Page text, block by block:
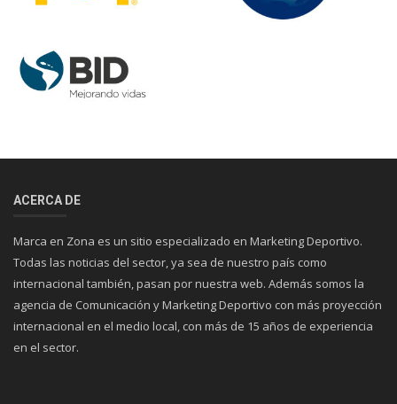
ACERCA DE
Marca en Zona es un sitio especializado en Marketing Deportivo.
Todas las noticias del sector, ya sea de nuestro país como
internacional también, pasan por nuestra web. Además somos la
agencia de Comunicación y Marketing Deportivo con más proyección
internacional en el medio local, con más de 15 años de experiencia
en el sector.